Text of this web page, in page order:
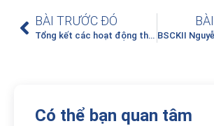
BÀI TRƯỚC ĐÓ
Tổng kết các hoạt động thiện nguyện tại Bệnh viện Đa khoa tỉnh Phú Thọ từ ngày 16/02 đến ngày 24/02/2026
Có thể bạn quan tâm